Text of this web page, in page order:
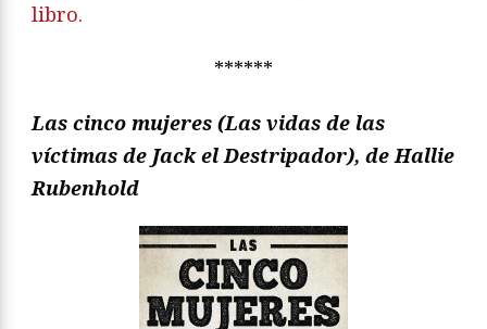
libro.
******
Las cinco mujeres (Las vidas de las
víctimas de Jack el Destripador), de Hallie
Rubenhold